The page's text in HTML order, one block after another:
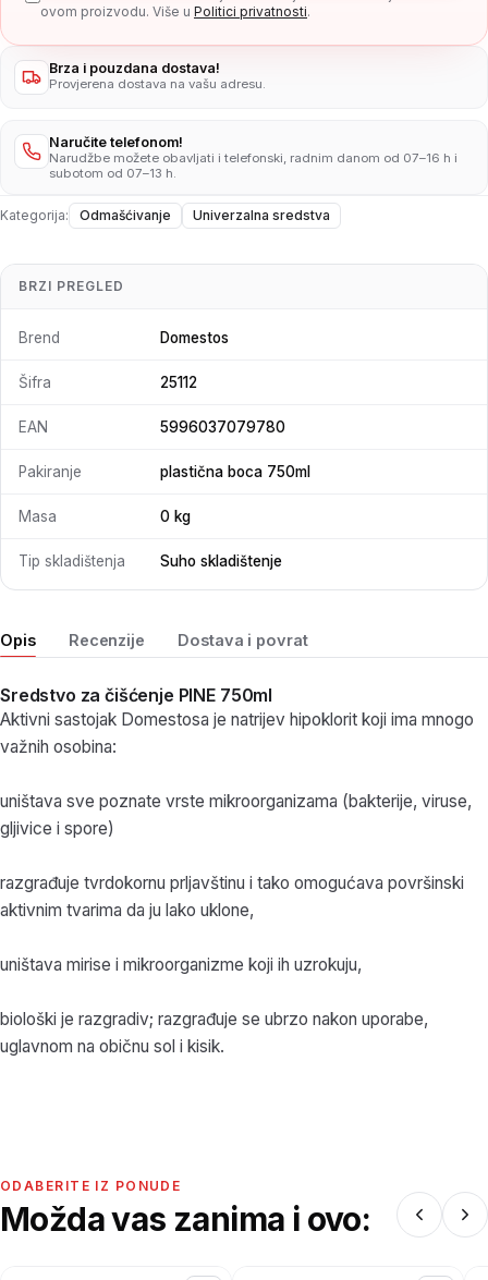
ovom proizvodu. Više u Politici privatnosti.
Brza i pouzdana dostava!
Provjerena dostava na vašu adresu.
Naručite telefonom!
Narudžbe možete obavljati i telefonski, radnim danom od 07–16 h i
subotom od 07–13 h.
Kategorija: Odmašćivanje Univerzalna sredstva
Opis Recenzije Dostava i povrat
Sredstvo za čišćenje PINE 750ml
Aktivni sastojak Domestosa je natrijev hipoklorit koji ima mnogo
važnih osobina:
uništava sve poznate vrste mikroorganizama (bakterije, viruse,
gljivice i spore)
razgrađuje tvrdokornu prljavštinu i tako omogućava površinski
aktivnim tvarima da ju lako uklone,
uništava mirise i mikroorganizme koji ih uzrokuju,
biološki je razgradiv; razgrađuje se ubrzo nakon uporabe,
uglavnom na običnu sol i kisik.
BRZI PREGLED
Brend Domestos
Šifra 25112
EAN 5996037079780
Pakiranje plastična boca 750ml
Masa 0 kg
Tip skladištenja Suho skladištenje
ODABERITE IZ PONUDE
Možda vas zanima i ovo: